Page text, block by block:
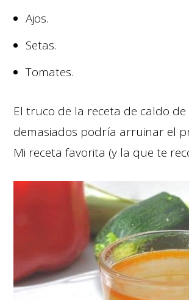
Ajos.
Setas.
Tomates.
El truco de la receta de caldo
demasiados podría arruinar el
Mi receta favorita (y la que te